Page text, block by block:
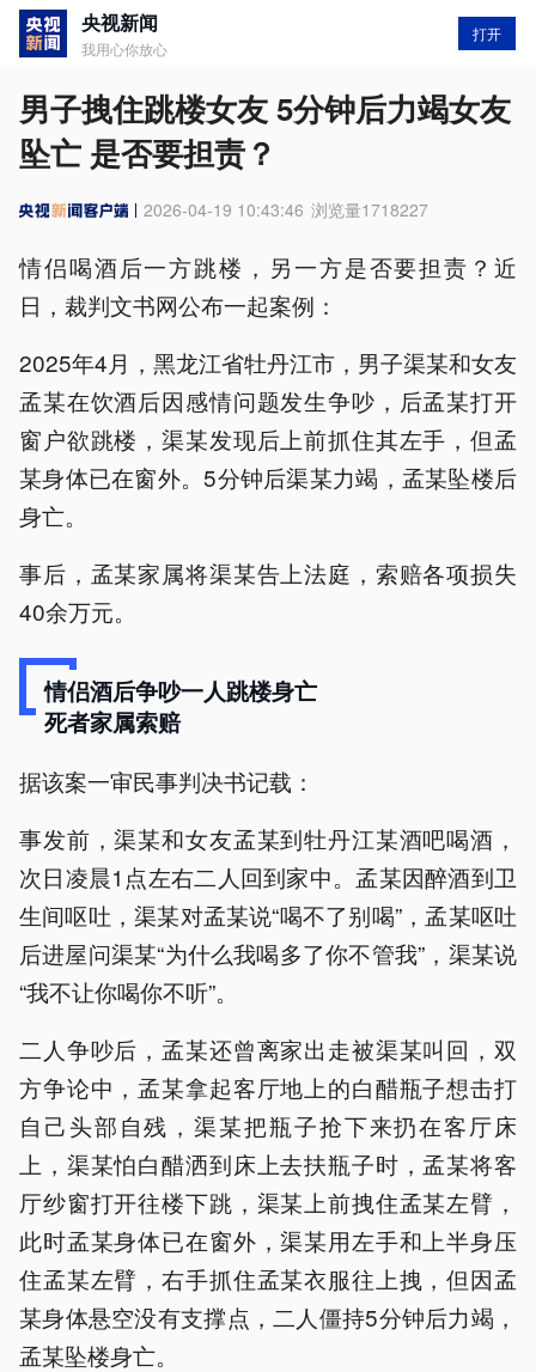
央视新闻
我用心你放心
打开
男子拽住跳楼女友 5分钟后力竭女友
坠亡 是否要担责？
2026-04-19 10:43:46 浏览量1718227
情侣喝酒后一方跳楼，另一方是否要担责？近
日，裁判文书网公布一起案例：
2025年4月，黑龙江省牡丹江市，男子渠某和女友
孟某在饮酒后因感情问题发生争吵，后孟某打开
窗户欲跳楼，渠某发现后上前抓住其左手，但孟
某身体已在窗外。5分钟后渠某力竭，孟某坠楼后
身亡。
事后，孟某家属将渠某告上法庭，索赔各项损失
40余万元。
情侣酒后争吵一人跳楼身亡
死者家属索赔
据该案一审民事判决书记载：
事发前，渠某和女友孟某到牡丹江某酒吧喝酒，
次日凌晨1点左右二人回到家中。孟某因醉酒到卫
生间呕吐，渠某对孟某说“喝不了别喝”，孟某呕吐
后进屋问渠某“为什么我喝多了你不管我”，渠某说
“我不让你喝你不听”。
二人争吵后，孟某还曾离家出走被渠某叫回，双
方争论中，孟某拿起客厅地上的白醋瓶子想击打
自己头部自残，渠某把瓶子抢下来扔在客厅床
上，渠某怕白醋洒到床上去扶瓶子时，孟某将客
厅纱窗打开往楼下跳，渠某上前拽住孟某左臂，
此时孟某身体已在窗外，渠某用左手和上半身压
住孟某左臂，右手抓住孟某衣服往上拽，但因孟
某身体悬空没有支撑点，二人僵持5分钟后力竭，
孟某坠楼身亡。